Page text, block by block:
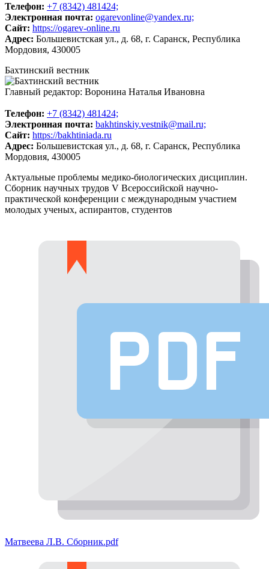
Телeфон: +7 (8342) 481424;
Электронная почта: ogarevonline@yandex.ru;
Сайт: https://ogarev-online.ru
Адрес: Большевистская ул., д. 68, г. Саранск, Республика
Мордовия, 430005
Бахтинский вестник
Главный редактор: Воронина Наталья Ивановна
Телeфон: +7 (8342) 481424;
Электронная почта: bakhtinskiy.vestnik@mail.ru;
Сайт: https://bakhtiniada.ru
Адрес: Большевистская ул., д. 68, г. Саранск, Республика
Мордовия, 430005
Актуальные проблемы медико-биологических дисциплин.
Сборник научных трудов V Всероссийской научно-
практической конференции с международным участием
молодых ученых, аспирантов, студентов
Матвеева Л.В. Сборник.pdf